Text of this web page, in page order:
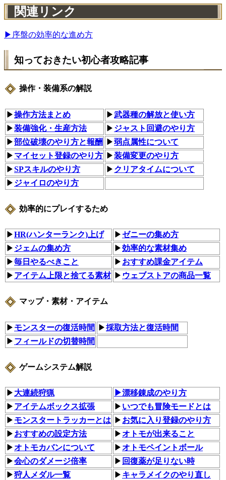
関連リンク
▶序盤の効率的な進め方
知っておきたい初心者攻略記事
操作・装備系の解説
▶操作方法まとめ ▶武器種の解放と使い方
▶装備強化・生産方法 ▶ ジャスト回避のやり方
▶部位破壊のやり方と報酬 ▶弱点属性について
▶ マイセット登録のやり方 ▶装備変更のやり方
▶SPスキルのやり方 ▶ クリアタイムについて
▶ ジャイロのやり方
効率的にプレイするため
▶HR(ハンターランク)上げ ▶ゼニーの集め方
▶ ジェムの集め方 ▶効率的な素材集め
▶毎日やるべきこと ▶ おすすめ課金アイテム
▶ アイテム上限と捨てる素材 ▶ ウェブストアの商品一覧
マップ・素材・アイテム
▶ モンスターの復活時間 ▶採取方法と復活時間
▶ フィールドの切替時間
ゲームシステム解説
▶ 大連続狩猟
▶漂移錬成のやり方
▶ アイテムボックス拡張 ▶ いつでも冒険モードとは
▶ モンスタートラッカーとは ▶ お気に入り登録のやり方
▶ おすすめの設定方法 ▶オトモが出来ること
▶オトモカバンについて ▶オトモペイントボール
▶会心のダメージ倍率 ▶ 回復薬が足りない時
▶狩人メダル一覧 ▶ キャラメイクのやり直し